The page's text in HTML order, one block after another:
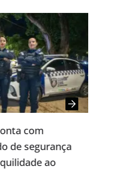
com
segurança
ao